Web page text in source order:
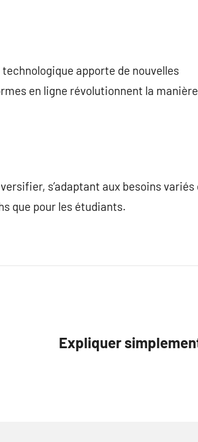
technologique apporte de nouvelles
en ligne révolutionnent la manière
s’adaptant aux besoins variés
que pour les étudiants.
Expliquer